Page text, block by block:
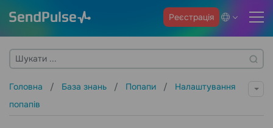
Реєстрація
Головна База знань Попапи
Налаштування
попапів